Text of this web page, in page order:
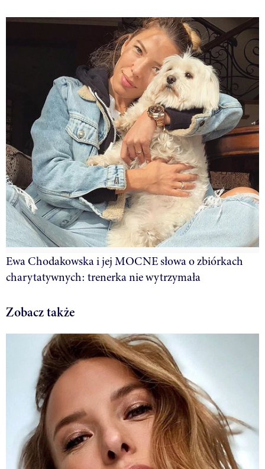
Ewa Chodakowska i jej MOCNE słowa o zbiórkach
charytatywnych: trenerka nie wytrzymała
Zobacz także